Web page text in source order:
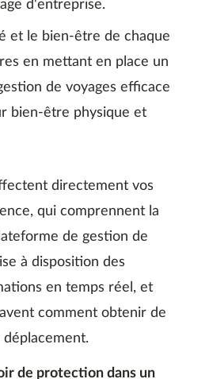
d'entreprise.
et le bien-être de chaque
en mettant en place un
de voyages efficace
bien-être physique et
directement vos
qui comprennent la
de gestion de
à disposition des
en temps réel, et
comment obtenir de
déplacement.
de protection dans un